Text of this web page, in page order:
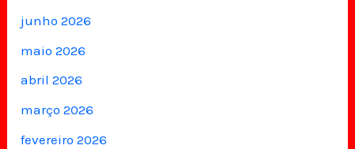
junho 2026
maio 2026
abril 2026
março 2026
fevereiro 2026